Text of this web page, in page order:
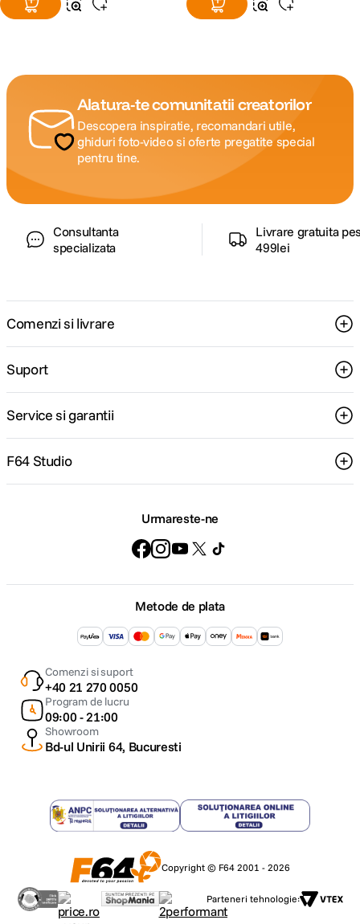
Alatura-te comunitatii creatorilor
Descopera inspiratie, recomandari utile,
ghiduri foto-video si oferte pregatite special
pentru tine.
Consultanta
specializata
Livrare gratuita
499lei
Comenzi si livrare
Suport
Service si garantii
F64 Studio
Urmareste-ne
Metode de plata
Comenzi si suport
+40 21 270 0050
Program de lucru
09:00 - 21:00
Showroom
Bd-ul Unirii 64, Bucuresti
Copyright © F64 2001 - 2026
Parteneri tehnologie: